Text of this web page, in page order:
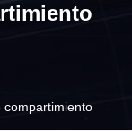
compartimiento